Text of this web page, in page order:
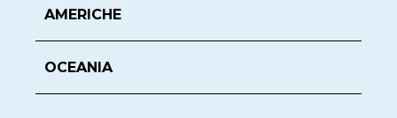
AMERICHE
OCEANIA